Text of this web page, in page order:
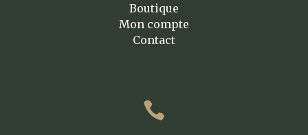
Boutique
Mon compte
Contact
